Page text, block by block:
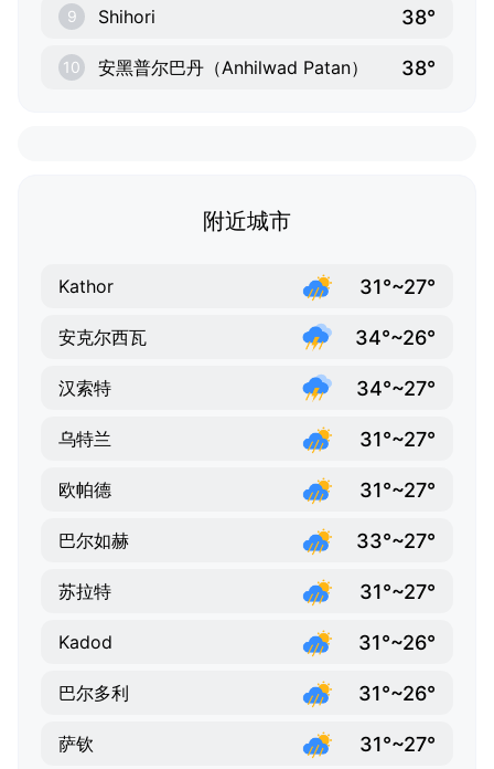
9 Shihori 38°
10 安黑普尔巴丹（Anhilwad Patan） 38°
附近城市
Kathor 31°~27°
安克尔西瓦 34°~26°
汉索特 34°~27°
乌特兰 31°~27°
欧帕德 31°~27°
巴尔如赫 33°~27°
苏拉特 31°~27°
Kadod 31°~26°
巴尔多利 31°~26°
萨钦 31°~27°